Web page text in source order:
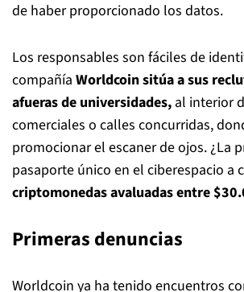
de haber proporcionado los datos.
Los responsables son fáciles de
compañía Worldcoin sitúa a sus
afueras de universidades, al interior
comerciales o calles concurridas,
promocionar el escaner de ojos. ¿La
pasaporte único en el ciberespacio a
criptomonedas avaluadas entre
Primeras denuncias
Worldcoin ya ha tenido encuentros